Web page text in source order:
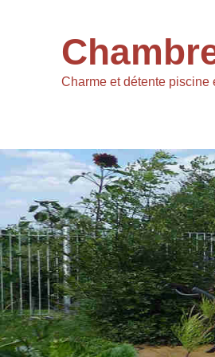
Charme et détente piscine